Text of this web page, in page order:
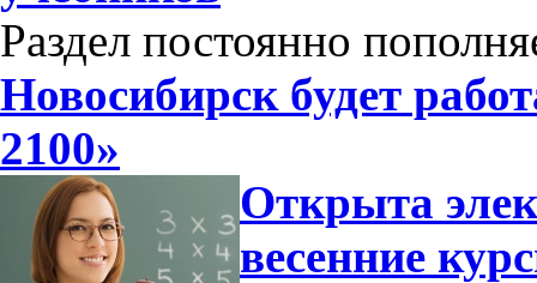
Раздел постоянно
Новосибирск будет
2100»
Открыта
весенние